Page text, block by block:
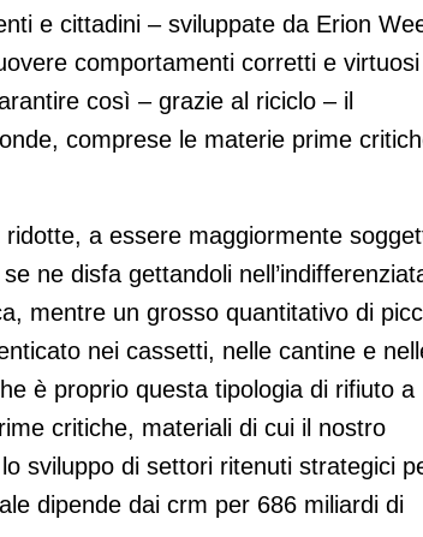
e cittadini – sviluppate da Erion
comportamenti corretti e virtuosi
così – grazie al riciclo – il
comprese le materie prime
a essere maggiormente
ne disfa gettandoli
mentre un grosso quantitativo di
nei cassetti, nelle cantine e
è proprio questa tipologia di rifiuto a
critiche, materiali di cui il nostro
sviluppo di settori ritenuti strategici
dipende dai crm per 686 miliardi di